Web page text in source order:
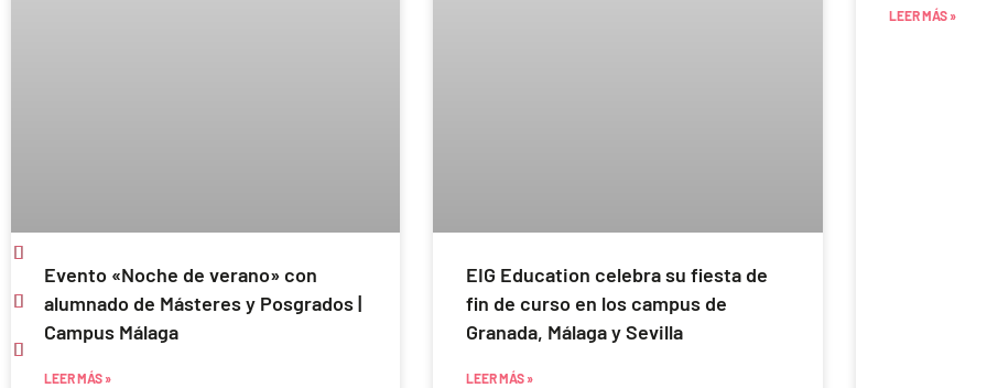
Evento «Noche de verano» con
alumnado de Másteres y Posgrados |
Campus Málaga
LEER MÁS »
EIG Education celebra su fiesta de
fin de curso en los campus de
Granada, Málaga y Sevilla
LEER MÁS »
LEER MÁS »